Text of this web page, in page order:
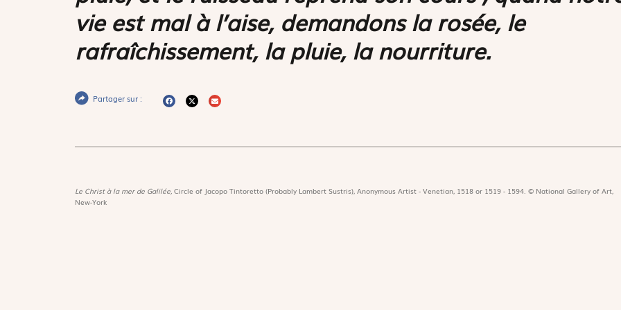
vie est mal à l’aise, demandons la rosée, le
rafraîchissement, la pluie, la nourriture.
Partager sur :
Le Christ à la mer de Galilée, Circle of Jacopo Tintoretto (Probably Lambert Sustris), Anonymous Artist - Venetian, 1518 or 1519 - 1594. © National Gallery of Art,
New-York